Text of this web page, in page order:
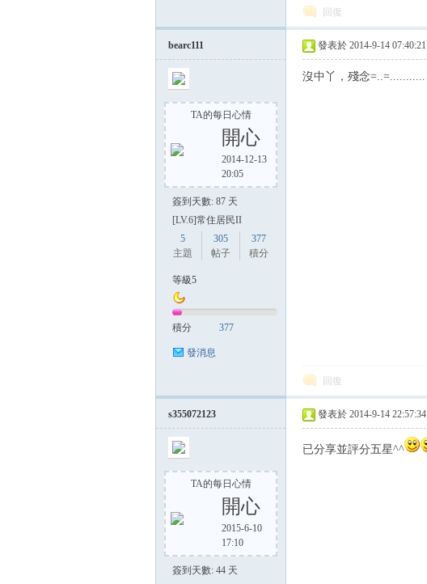
回復
bearc111
TA的每日心情
開心
2014-12-13
20:05
簽到天數: 87 天
[LV.6]常住居民II
5
主題
305
帖子
377
積分
等級5
積分 377
發消息
發表於 2014-9-14 07:40:21
沒中丫，殘念=..=...........
回復
s355072123
TA的每日心情
開心
2015-6-10
17:10
簽到天數: 44 天
發表於 2014-9-14 22:57:34
已分享並評分五星^^